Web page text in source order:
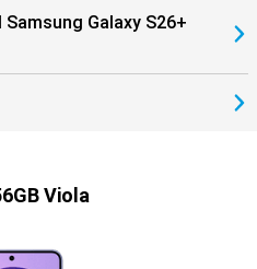
Galaxy S26+
Viola